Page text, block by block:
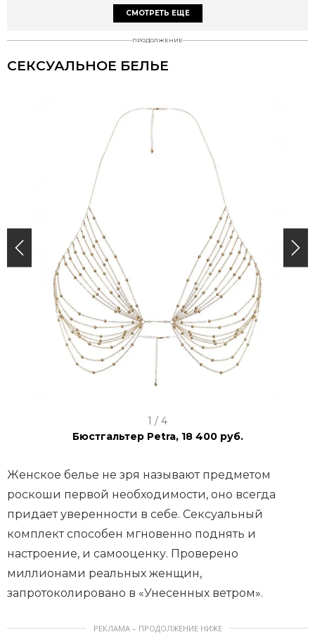
СМОТРЕТЬ ЕЩЕ
ПРОДОЛЖЕНИЕ
СЕКСУАЛЬНОЕ БЕЛЬЕ
m
1
o
f
4
1 / 4
Бюстгальтер Petra, 18 400 руб.
Женское белье не зря называют предметом
роскоши первой необходимости, оно всегда
придает уверенности в себе. Сексуальный
комплект способен мгновенно поднять и
настроение, и самооценку. Проверено
миллионами реальных женщин,
запротоколировано в «Унесенных ветром».
РЕКЛАМА – ПРОДОЛЖЕНИЕ НИЖЕ